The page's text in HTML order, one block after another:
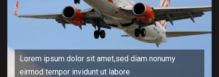
Lorem ipsum dolor sit amet,sed diam nonumy
eirmod tempor invidunt ut labore